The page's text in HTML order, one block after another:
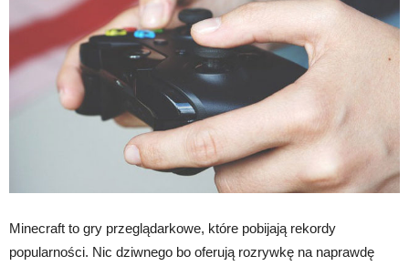
Minecraft to gry przeglądarkowe, które pobijają rekordy
popularności. Nic dziwnego bo oferują rozrywkę na naprawdę